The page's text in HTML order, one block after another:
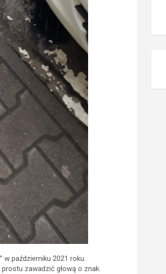
” w październiku 2021 roku.
zawadzić głową o znak.